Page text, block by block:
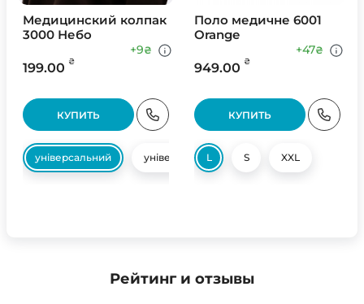
Медицинский колпак
3000 Небо
199.00 ₴
+9₴
КУПИТЬ
універсальний універсальний
Поло медичне 6001
Orange
949.00 ₴
+47₴
КУПИТЬ
L S XXL
Рейтинг и отзывы